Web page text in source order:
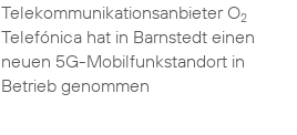
Telekommunikationsanbieter O2
Telefónica hat in Barnstedt einen
neuen 5G-Mobilfunkstandort in
Betrieb genommen